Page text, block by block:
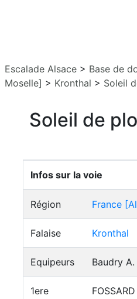
Escalade Alsace > Base de
Moselle] > Kronthal > Soleil
Soleil de
Infos sur la voie
Région France
Falaise Kronthal
Equipeurs Baudry A.
1ere